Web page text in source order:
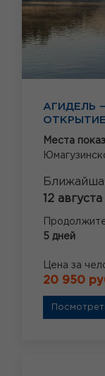
АГИДЕЛЬ
Места
12
5 дней
Цена за
20 950